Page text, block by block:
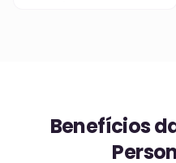
Benefícios